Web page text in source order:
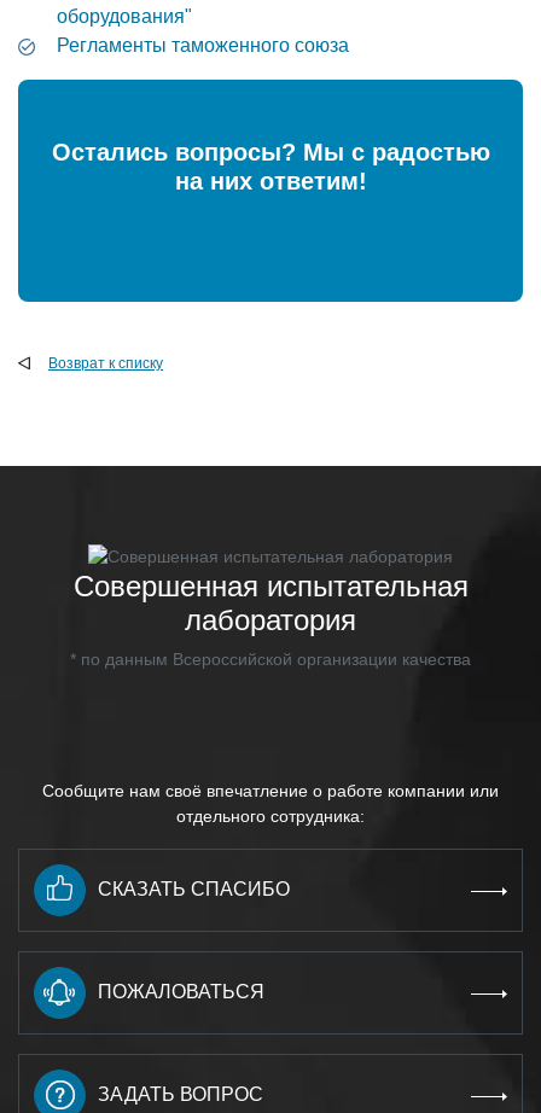
оборудования"
Регламенты таможенного союза
Остались вопросы? Мы с радостью
на них ответим!
Возврат к списку
Совершенная испытательная
лаборатория
* по данным Всероссийской организации качества
Сообщите нам своё впечатление о работе компании или
отдельного сотрудника:
СКАЗАТЬ СПАСИБО
ПОЖАЛОВАТЬСЯ
ЗАДАТЬ ВОПРОС